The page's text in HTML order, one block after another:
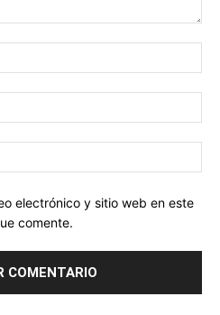
electrónico y sitio web en este
comente.